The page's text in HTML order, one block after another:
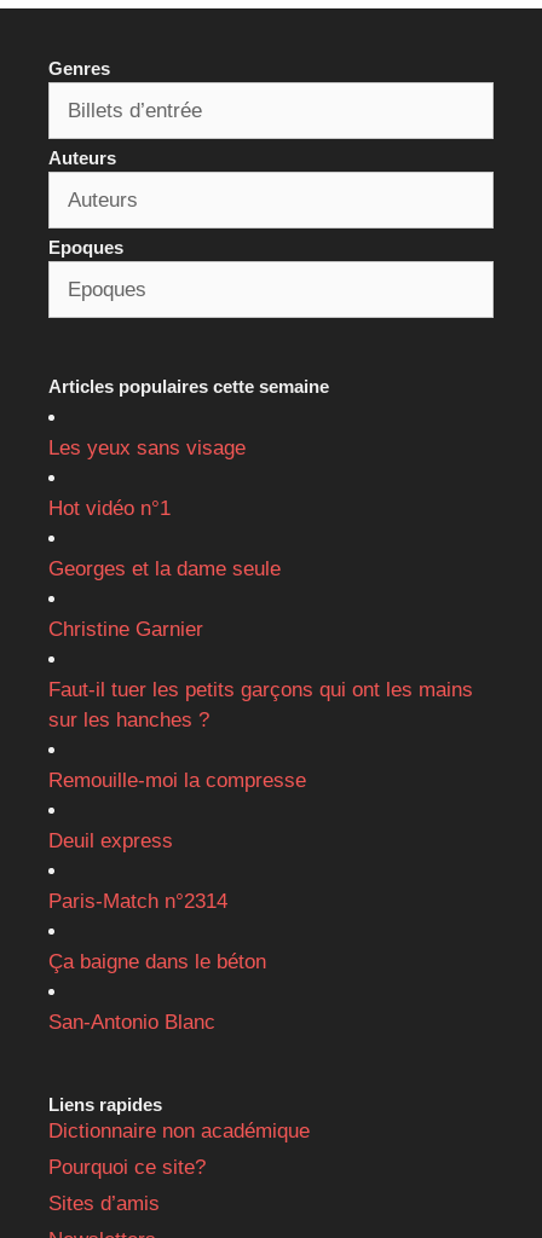
Genres
Auteurs
Epoques
Articles populaires cette semaine
Les yeux sans visage
Hot vidéo n°1
Georges et la dame seule
Christine Garnier
Faut-il tuer les petits garçons qui ont les mains
sur les hanches ?
Remouille-moi la compresse
Deuil express
Paris-Match n°2314
Ça baigne dans le béton
San-Antonio Blanc
Liens rapides
Dictionnaire non académique
Pourquoi ce site?
Sites d’amis